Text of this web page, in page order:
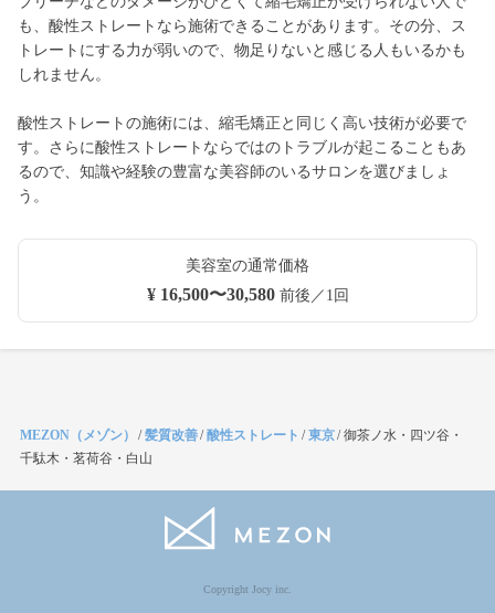
も、酸性ストレートなら施術できることがあります。その分、ス
トレートにする力が弱いので、物足りないと感じる人もいるかも
しれません。
酸性ストレートの施術には、縮毛矯正と同じく高い技術が必要で
す。さらに酸性ストレートならではのトラブルが起こることもあ
るので、知識や経験の豊富な美容師のいるサロンを選びましょ
う。
美容室の通常価格
¥ 16,500〜30,580前後／1回
MEZON（メゾン） /髪質改善/酸性ストレート /東京/御茶ノ水・四ツ谷・
千駄木・茗荷谷・白山
Copyright Jocy inc.